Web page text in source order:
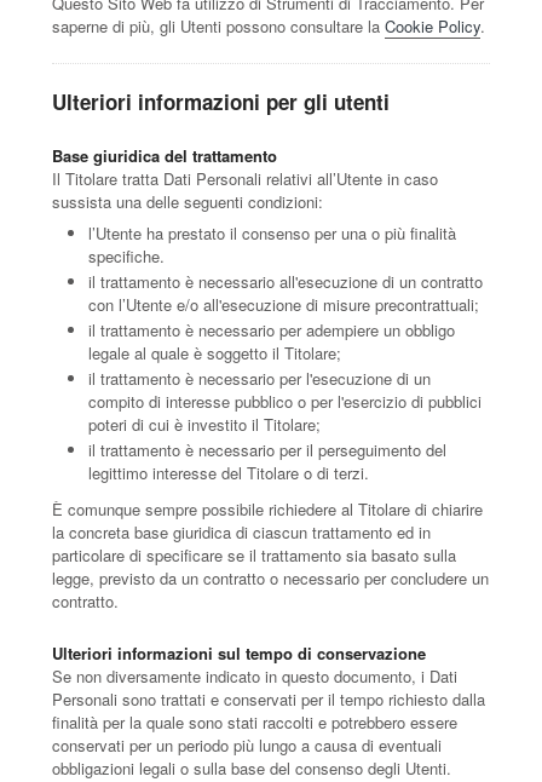
saperne di più, gli Utenti possono consultare la Cookie Policy.
Ulteriori informazioni per gli utenti
Base giuridica del trattamento
Il Titolare tratta Dati Personali relativi all’Utente in caso
sussista una delle seguenti condizioni:
l’Utente ha prestato il consenso per una o più finalità
specifiche.
il trattamento è necessario all'esecuzione di un contratto
con l’Utente e/o all'esecuzione di misure precontrattuali;
il trattamento è necessario per adempiere un obbligo
legale al quale è soggetto il Titolare;
il trattamento è necessario per l'esecuzione di un
compito di interesse pubblico o per l'esercizio di pubblici
poteri di cui è investito il Titolare;
il trattamento è necessario per il perseguimento del
legittimo interesse del Titolare o di terzi.
È comunque sempre possibile richiedere al Titolare di chiarire
la concreta base giuridica di ciascun trattamento ed in
particolare di specificare se il trattamento sia basato sulla
legge, previsto da un contratto o necessario per concludere un
contratto.
Ulteriori informazioni sul tempo di conservazione
Se non diversamente indicato in questo documento, i Dati
Personali sono trattati e conservati per il tempo richiesto dalla
finalità per la quale sono stati raccolti e potrebbero essere
conservati per un periodo più lungo a causa di eventuali
obbligazioni legali o sulla base del consenso degli Utenti.